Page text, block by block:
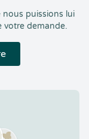
puissions lui
votre demande.